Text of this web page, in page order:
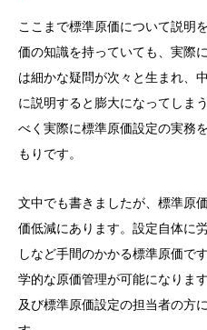
ここまで標準原価について説明
価の知識を持っていても、実際
は細かな疑問が次々と生まれ、
に説明すると膨大になってしま
べく実際に標準原価設定の実務
もりです。
文中でも書きましたが、標準原
価低減にあります。設定自体に
しなど手間のかかる標準原価で
学的な原価管理が可能になりま
及び標準原価設定の担当者の方